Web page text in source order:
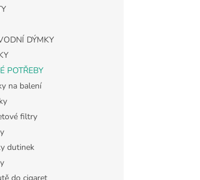
DÝMKY
POTŘEBY
na balení
filtry
dutinek
do cigaret